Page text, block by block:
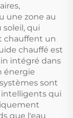
une zone au
qui
chauffent un
chauffé est
intégré dans
énergie
sont
qui
que l'eau